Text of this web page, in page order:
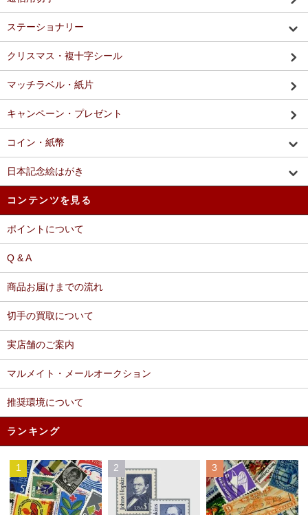
ステーショナリー
クリスマス・複十字シール
マッチラベル・紙片
キャンペーン・プレゼント
コイン・紙幣
日本記念絵はがき
コンテンツを見る
ポイントについて
Q & A
商品お届けまでの流れ
切手の買取について
実店舗のご案内
マルメイト・メールオークション
推奨環境について
ランキング
1 2 3